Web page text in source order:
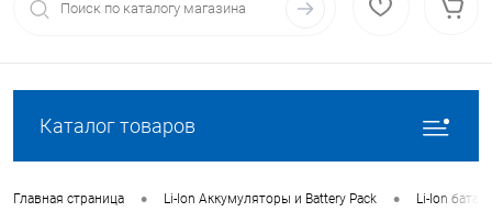
Каталог товаров
Главная страница • Li-Ion Аккумуляторы и Battery Pack • Li-Ion